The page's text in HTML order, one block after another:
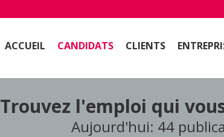
ACCUEIL CANDIDATS CLIENTS
Trouvez l'emploi qui
Aujourd'hui: 44